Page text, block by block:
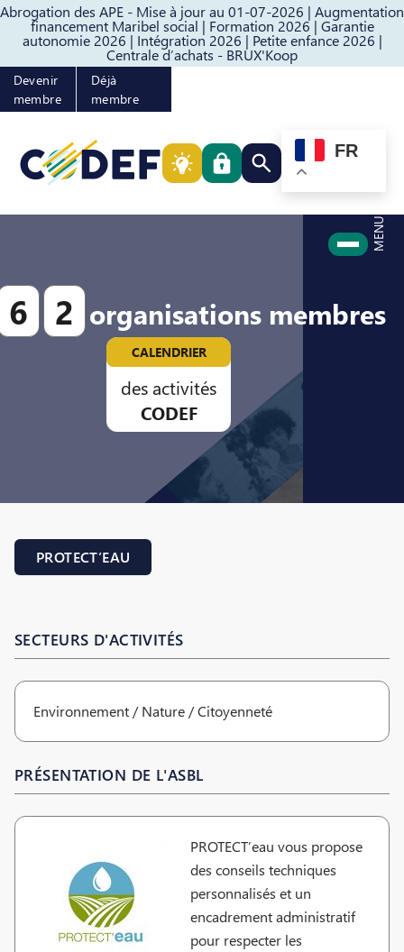
Abrogation des APE - Mise à jour au 01-07-2026 | Augmentation
financement Maribel social | Formation 2026 | Garantie
autonomie 2026 | Intégration 2026 | Petite enfance 2026 |
Centrale d’achats - BRUX'Koop
Passer au contenuPasser au pied de page
Devenir
membre
Déjà
membre
Rechercher quelque
FR
MENU
6 2 organisations membres
CALENDRIER
des activités
CODEF
PROTECT’EAU
SECTEURS D'ACTIVITÉS
Environnement / Nature / Citoyenneté
PRÉSENTATION DE L'ASBL
PROTECT’eau vous propose
des conseils techniques
personnalisés et un
encadrement administratif
pour respecter les